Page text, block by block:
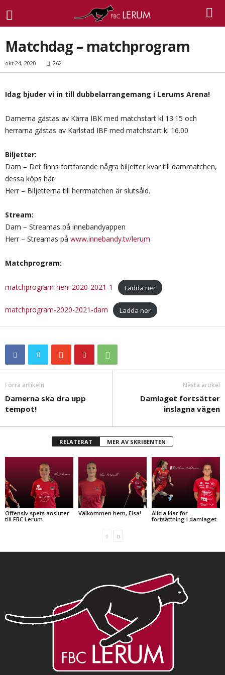
Matchdag – matchprogram
okt 24, 2020 262
Idag bjuder vi in till dubbelarrangemang i Lerums Arena!
Damerna gästas av Kärra IBK med matchstart kl 13.15 och
herrarna gästas av Karlstad IBF med matchstart kl 16.00
Biljetter:
Dam – Det finns fortfarande några biljetter kvar till dammatchen,
dessa köps här.
Herr – Biljetterna till herrmatchen är slutsåld.
Stream:
Dam – Streamas på innebandyappen
Herr – Streamas på www.innebandy.tv/lerum
Matchprogram:
matchprogram-herr-2020-2021-1 Ladda ner
matchprogram-2020-2021-dam Ladda ner
Förra artikeln
Damerna ska dra upp
tempot!
Nästa artikel
Damlaget fortsätter
inslagna vägen
RELATERAT MER AV SKRIBENTEN
Offensiv spets ansluter
till FBC Lerum.
Välkommen hem, Elsa!
Alicia klar för
fortsättning i damlaget.